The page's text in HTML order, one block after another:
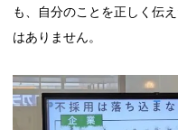
も、自分のことを正しく伝
はありません。